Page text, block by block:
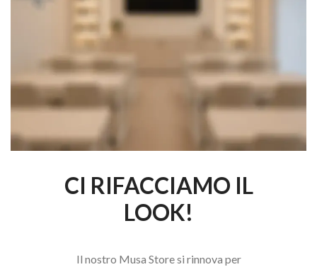
CI RIFACCIAMO IL
LOOK!
Il nostro Musa Store si rinnova per